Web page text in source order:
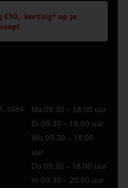
€10,- korting* op je
5684
Ma 09.30 – 18.00 uur
Di 09.30 – 18.00 uur
Wo 09.30 – 18.00
uur
Do 09.30 – 18.00 uur
Vr 09.30 – 20.00 uur